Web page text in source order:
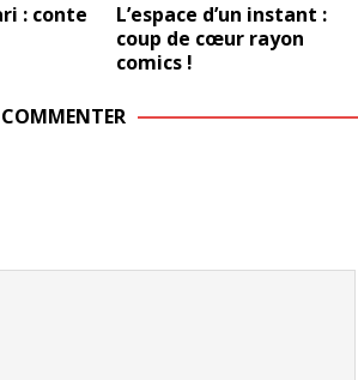
: conte
L’espace d’un instant :
coup de cœur rayon
comics !
COMMENTER